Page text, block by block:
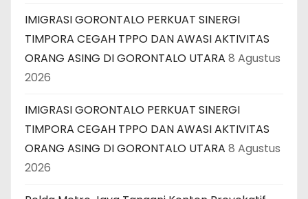
IMIGRASI GORONTALO PERKUAT SINERGI
TIMPORA CEGAH TPPO DAN AWASI AKTIVITAS
ORANG ASING DI GORONTALO UTARA 8 Agustus
2026
IMIGRASI GORONTALO PERKUAT SINERGI
TIMPORA CEGAH TPPO DAN AWASI AKTIVITAS
ORANG ASING DI GORONTALO UTARA 8 Agustus
2026